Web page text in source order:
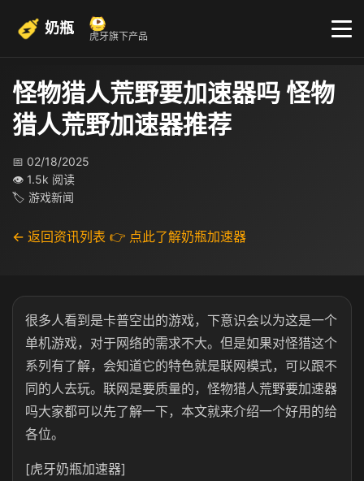
奶瓶 虎牙旗下产品
怪物猎人荒野要加速器吗 怪物
猎人荒野加速器推荐
📅 02/18/2025
👁 1.5k 阅读
🏷 游戏新闻
← 返回资讯列表 👉 点此了解奶瓶加速器
很多人看到是卡普空出的游戏，下意识会以为这是一个
单机游戏，对于网络的需求不大。但是如果对怪猎这个
系列有了解，会知道它的特色就是联网模式，可以跟不
同的人去玩。联网是要质量的，怪物猎人荒野要加速器
吗大家都可以先了解一下，本文就来介绍一个好用的给
各位。
[虎牙奶瓶加速器]